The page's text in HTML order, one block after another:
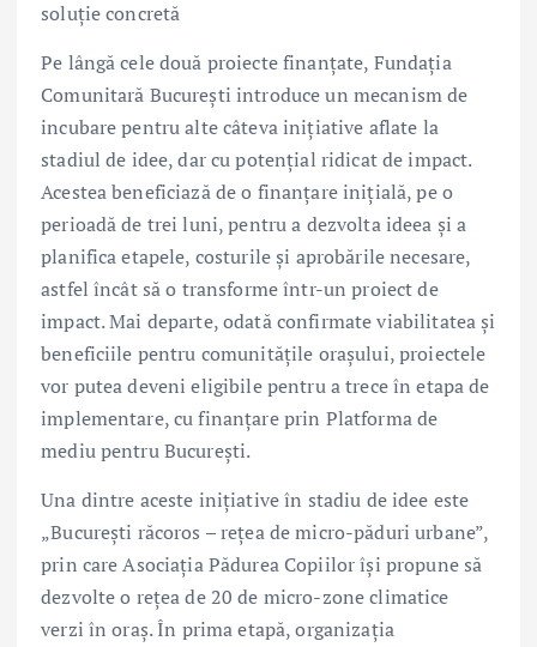
soluție concretă
Pe lângă cele două proiecte finanțate, Fundația
Comunitară București introduce un mecanism de
incubare pentru alte câteva inițiative aflate la
stadiul de idee, dar cu potențial ridicat de impact.
Acestea beneficiază de o finanțare inițială, pe o
perioadă de trei luni, pentru a dezvolta ideea și a
planifica etapele, costurile și aprobările necesare,
astfel încât să o transforme într-un proiect de
impact. Mai departe, odată confirmate viabilitatea și
beneficiile pentru comunitățile orașului, proiectele
vor putea deveni eligibile pentru a trece în etapa de
implementare, cu finanțare prin Platforma de
mediu pentru București.
Una dintre aceste inițiative în stadiu de idee este
„București răcoros – rețea de micro-păduri urbane”,
prin care Asociația Pădurea Copiilor își propune să
dezvolte o rețea de 20 de micro-zone climatice
verzi în oraș. În prima etapă, organizația